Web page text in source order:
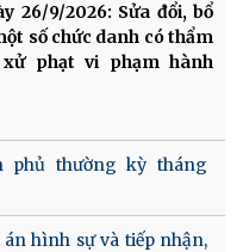
26/9/2026: Sửa đổi, bổ
số chức danh có thẩm
xử phạt vi phạm hành
phủ thường kỳ tháng
hình sự và tiếp nhận,